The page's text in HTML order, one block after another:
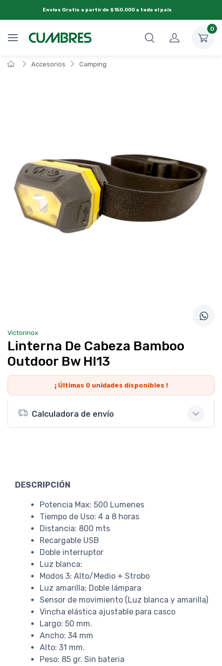
Envíos Gratis a partir de $150.000 a todo el país
0
Accesorios Camping
Victorinox
Linterna De Cabeza Bamboo
Outdoor Bw Hl13
¡ Últimas 0unidades disponibles !
Calculadora de envío
DESCRIPCIÓN
Potencia Max: 500 Lumenes
Tiempo de Uso: 4 a 8 horas
Distancia: 800 mts
Recargable USB
Doble interruptor
Luz blanca:
Modos 3: Alto/Medio + Strobo
Luz amarilla: Doble lámpara
Sensor de movimiento (Luz blanca y amarilla)
Vincha elástica ajustable para casco
Largo: 50 mm.
Ancho: 34 mm
Alto: 31 mm.
Peso: 85 gr. Sin bateria